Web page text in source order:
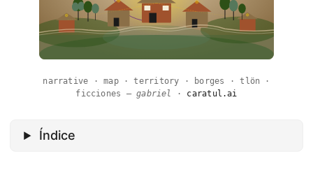
narrative · map · territory · borges · tlön ·
ficciones —gabriel · caratul.ai
Índice